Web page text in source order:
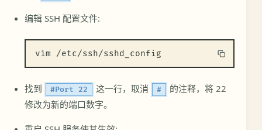
编辑 SSH 配置文件:
vim /etc/ssh/sshd_config
找到 #Port 22 这一行，取消 #
的注释，将 22
修改为新的端口数字。